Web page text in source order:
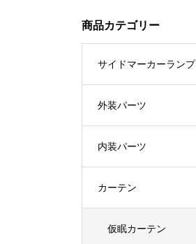
商品カテゴリー
サイドマーカーランプ
外装パーツ
内装パーツ
カーテン
仮眠カーテン